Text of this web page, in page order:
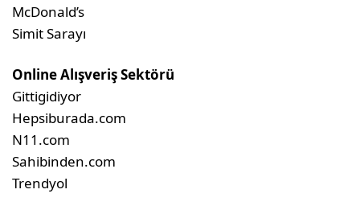
McDonald’s
Simit Sarayı
Online Alışveriş Sektörü
Gittigidiyor
Hepsiburada.com
N11.com
Sahibinden.com
Trendyol